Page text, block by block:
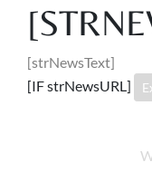
[strNewsText]
[IF strNewsURL]